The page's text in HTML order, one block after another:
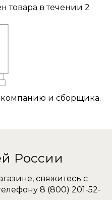
товара в течении 2
и сборщика.
России
свяжитесь с
8 (800) 201-52-